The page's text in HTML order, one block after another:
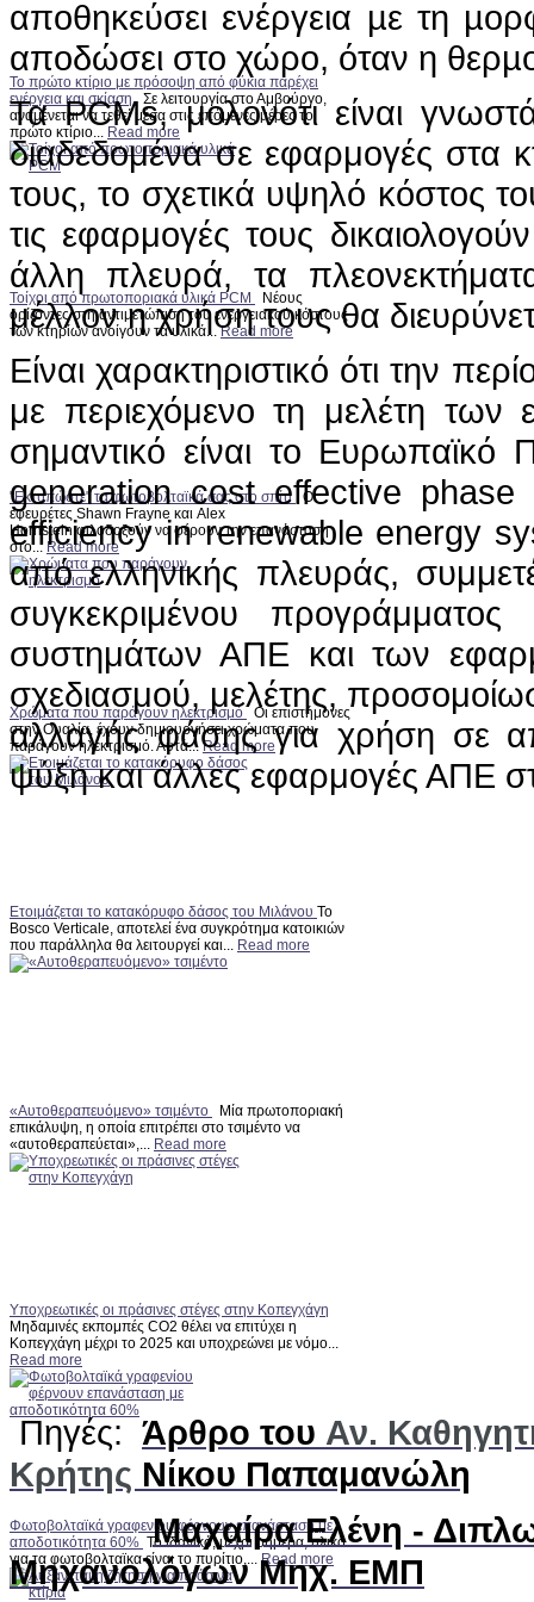
Το πρώτο κτίριο με πρόσοψη από φύκια παρέχει
ενέργεια και σκίασηΣε λειτουργία στο Αμβούργο,
αναμένεται να τεθεί μέσα στις επόμενες μέρες το
πρώτο κτίριο... Read more
Τοίχοι από πρωτοποριακά υλικά PCM
Νέους
ορίζοντες στη αντιμετώπιση του ενεργειακού κόστους
των κτηρίων ανοίγουν τα υλικά...Read more
"Εκτυπώστε" τα φωτοβολταϊκά σας στο σπίτι
Οι
εφευρέτες Shawn Frayne και Alex
Hornstein φιλοδοξούν να φέρουν την επανάσταση
στο... Read more
Χρώματα που παράγουν ηλεκτρισμό
Οι επιστήμονες
στην Ουαλία, έχουν δημιουργήσει χρώματα που
παράγουν ηλεκτρισμό. Αυτά...Read more
Ετοιμάζεται το κατακόρυφο δάσος του Μιλάνου Το
Bosco Verticale, αποτελεί ένα συγκρότημα κατοικιών
που παράλληλα θα λειτουργεί και... Read more
«Αυτοθεραπευόμενο» τσιμέντο
Μία πρωτοποριακή
επικάλυψη, η οποία επιτρέπει στο τσιμέντο να
«αυτοθεραπεύεται»,... Read more
Υποχρεωτικές οι πράσινες στέγες στην Κοπεγχάγη
Μηδαμινές εκπομπές CO2 θέλει να επιτύχει η
Κοπεγχάγη μέχρι το 2025 και υποχρεώνει με νόμο...
Read more
Φωτοβολταϊκά γραφενίου φέρνουν επανάσταση με
αποδοτικότητα 60% Το ιδανικό, μέχρι σήμερα, υλικό
για τα φωτοβολταϊκα είναι το πυρίτιο,... Read more
αποθηκεύσει ενέργεια µε τη
αποδώσει στο χώρο, όταν η
Τα PCMs, μολονότι είναι
διαδεδομένα σε εφαρμογές στα
τους, το σχετικά υψηλό κόστος
τις εφαρμογές τους
άλλη πλευρά, τα
μέλλον η χρήση τους θα
Είναι χαρακτηριστικό ότι την
με περιεχόμενο τη μελέτη
σημαντικό είναι το
generation cost effective
efficiency in renewable energy
από ελληνικής πλευράς,
συγκεκριμένου
συστημάτων ΑΠΕ και των
σχεδιασμού, μελέτης,
αλλαγής φάσης για χρήση σε
ψύξη και άλλες εφαρμογές ΑΠΕ
Πηγές: Άρθρο του Αν.
Κρήτης Νίκου Παπαμανώλη
Μαχαίρα Ελένη -
Μηχανολόγων Μηχ. ΕΜΠ